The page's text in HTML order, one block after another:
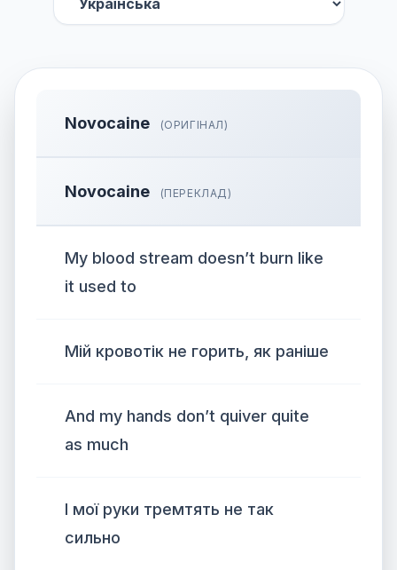
Novocaine (ОРИГІНАЛ)
Novocaine (ПЕРЕКЛАД)
My blood stream doesn’t burn like
it used to
Мій кровотік не горить, як раніше
And my hands don’t quiver quite
as much
І мої руки тремтять не так
сильно